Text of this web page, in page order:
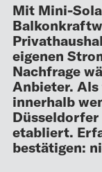
Mit Mini-
eigenen
Nachfrage
Anbieter.
innerhalb
Düsseldorfer
etabliert.
bestätigen: